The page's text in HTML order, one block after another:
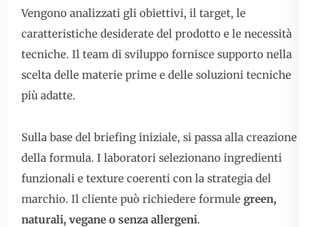
Vengono analizzati gli obiettivi, il target, le
caratteristiche desiderate del prodotto e le necessità
tecniche. Il team di sviluppo fornisce supporto nella
scelta delle materie prime e delle soluzioni tecniche
più adatte.
Sulla base del briefing iniziale, si passa alla creazione
della formula. I laboratori selezionano ingredienti
funzionali e texture coerenti con la strategia del
marchio. Il cliente può richiedere formule green,
naturali, vegane o senza allergeni.